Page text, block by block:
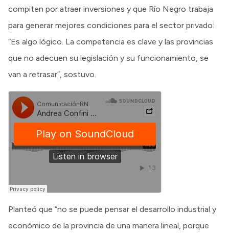
compiten por atraer inversiones y que Río Negro trabaja
para generar mejores condiciones para el sector privado:
“Es algo lógico. La competencia es clave y las provincias
que no adecuen su legislación y su funcionamiento, se
van a retrasar”, sostuvo.
Planteó que “no se puede pensar el desarrollo industrial y
económico de la provincia de una manera lineal, porque